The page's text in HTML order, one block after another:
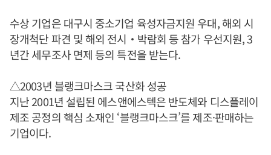
수상 기업은 대구시 중소기업 육성자금지원 우대, 해외 시
장개척단 파견 및 해외 전시‧박람회 등 참가 우선지원, 3
년간 세무조사 면제 등의 특전을 받는다.
△2003년 블랭크마스크 국산화 성공
지난 2001년 설립된 에스앤에스텍은 반도체와 디스플레이
제조 공정의 핵심 소재인 ‘블랭크마스크’를 제조·판매하는
기업이다.